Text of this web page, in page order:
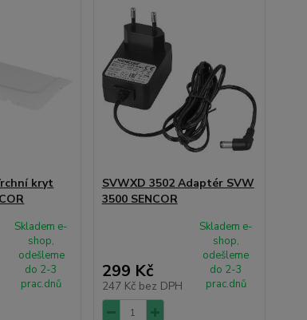
kryt
Skladem e-
shop,
odešleme
do 2-3
prac.dnů
SVWXD 3502 Adaptér SVW
3500 SENCOR
299 Kč
247 Kč bez DPH
Skladem e-
shop,
odešleme
do 2-3
prac.dnů